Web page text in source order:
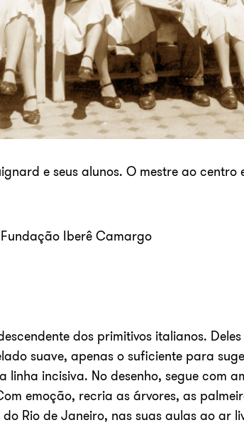
e seus alunos. O mestre ao centro
Iberê Camargo
dos primitivos italianos.
suave, apenas o suficiente para
linha incisiva. No desenho, segue com
emoção, recria as árvores, as
Rio de Janeiro, nas suas aulas ao ar